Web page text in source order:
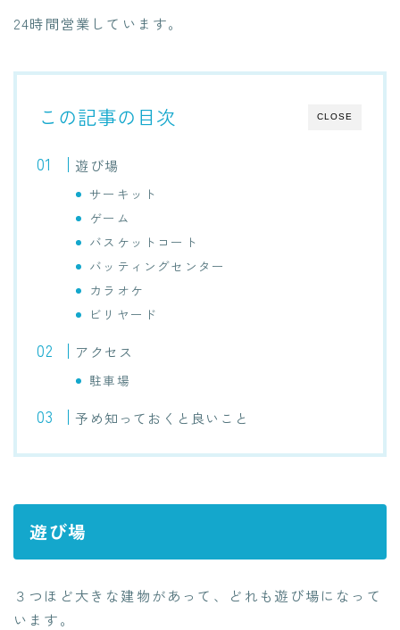
24時間営業しています。
CLOSE
この記事の目次
遊び場
サーキット
ゲーム
バスケットコート
バッティングセンター
カラオケ
ビリヤード
アクセス
駐車場
予め知っておくと良いこと
遊び場
３つほど大きな建物があって、どれも遊び場になって
います。